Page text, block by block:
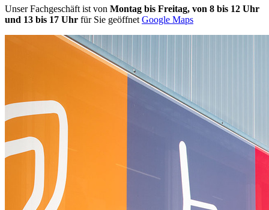
Unser Fachgeschäft ist von Montag bis Freitag, von 8 bis 12 Uhr
und 13 bis 17 Uhr für Sie geöffnet Google Maps